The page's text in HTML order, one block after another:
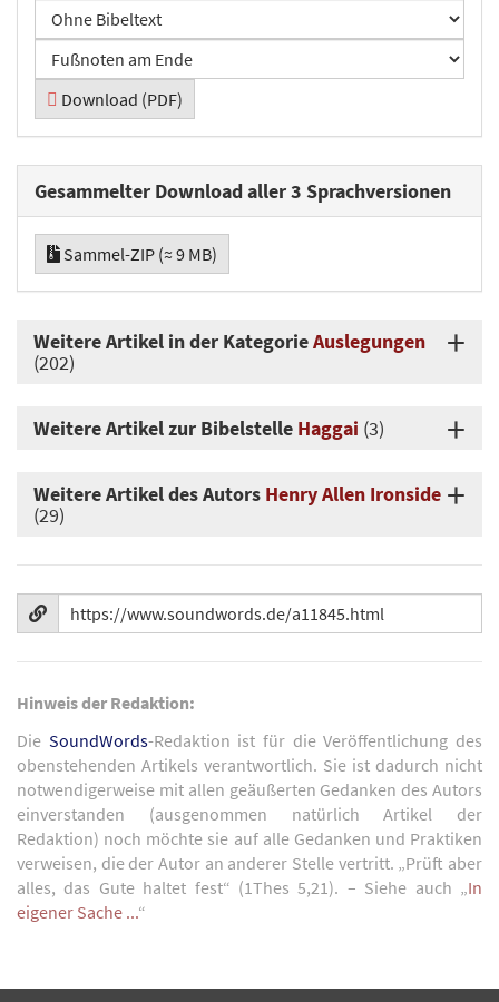
Download (PDF)
Gesammelter Download aller 3 Sprachversionen
Sammel-ZIP (≈ 9 MB)
Weitere Artikel in der KategorieAuslegungen
(202)
Weitere Artikel zur Bibelstelle Haggai (3)
Weitere Artikel des Autors Henry Allen Ironside
(29)
Hinweis der Redaktion:
Die SoundWords-Redaktion ist für die Veröffentlichung des
obenstehenden Artikels verantwortlich. Sie ist dadurch nicht
notwendigerweise mit allen geäußerten Gedanken des Autors
einverstanden (ausgenommen natürlich Artikel der
Redaktion) noch möchte sie auf alle Gedanken und Praktiken
verweisen, die der Autor an anderer Stelle vertritt. „Prüft aber
alles, das Gute haltet fest“ (1Thes 5,21). – Siehe auch „In
eigener Sache ...“